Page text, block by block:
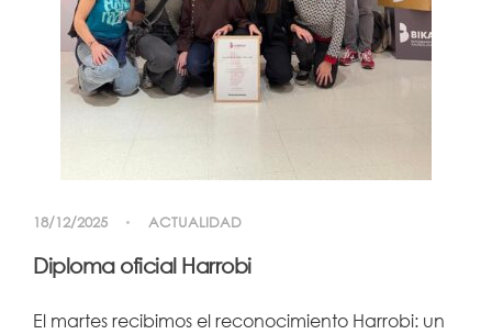
18/12/2025 ACTUALIDAD
Diploma oficial Harrobi
El martes recibimos el reconocimiento Harrobi: un